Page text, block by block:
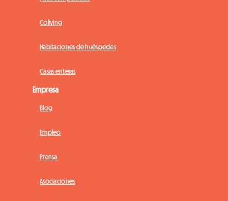
Coliving
Habitaciones de huéspedes
Casas enteras
Empresa
Blog
Empleo
Prensa
Asociaciones